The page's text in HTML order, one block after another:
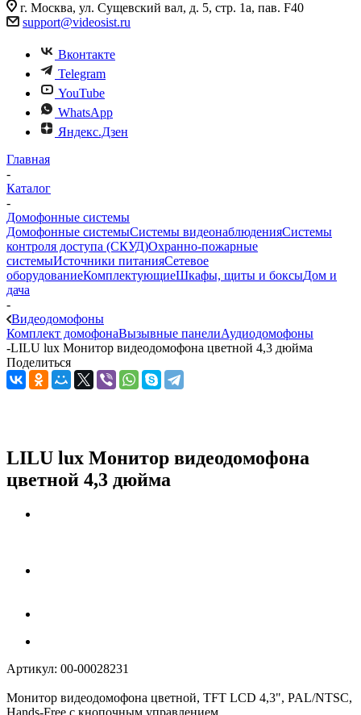
г. Москва, ул. Сущевский вал, д. 5, стр. 1а, пав. F40
support@videosist.ru
Вконтакте
Telegram
YouTube
WhatsApp
Яндекс.Дзен
Главная
-
Каталог
-
Домофонные системы
Домофонные системыСистемы видеонаблюденияСистемы
контроля доступа (СКУД)Охранно-пожарные
системыИсточники питанияСетевое
оборудованиеКомплектующиеШкафы, щиты и боксыДом и
дача
-
Видеодомофоны
Комплект домофонаВызывные панелиАудиодомофоны
-LILU lux Монитор видеодомофона цветной 4,3 дюйма
Поделиться
LILU lux Монитор видеодомофона
цветной 4,3 дюйма
Артикул: 00-00028231
Монитор видеодомофона цветной, TFT LCD 4,3", PAL/NTSC,
Hands-Free с кнопочным управлением